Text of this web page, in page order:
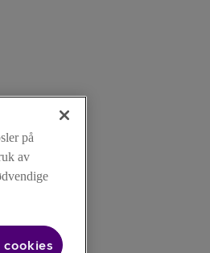
på
av
cookies